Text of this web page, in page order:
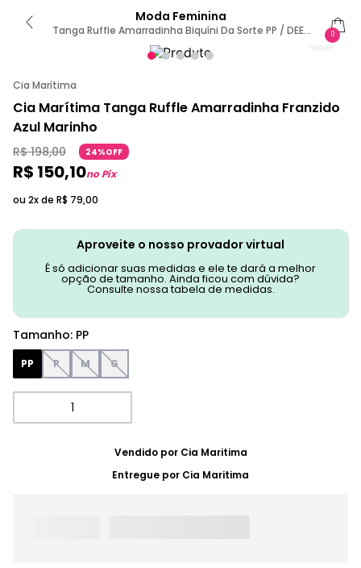
Moda Feminina
Tanga Ruffle Amarradinha Biquíni Da Sorte PP / DEEP
0
Cia Marítima
Cia Marítima Tanga Ruffle Amarradinha Franzido
Azul Marinho
R$ 198,00 24%OFF
R$ 150,10no Pix
ou 2x de R$ 79,00
Aproveite o nosso provador virtual
É só adicionar suas medidas e ele te dará a melhor
opção de tamanho. Ainda ficou com dúvida?
Consulte nossa tabela de medidas.
Tamanho: PP
PP P M G
Vendido por Cia Maritima
Entregue por Cia Maritima